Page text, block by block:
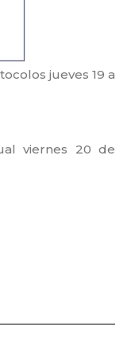
jueves 19 a
viernes 20 de